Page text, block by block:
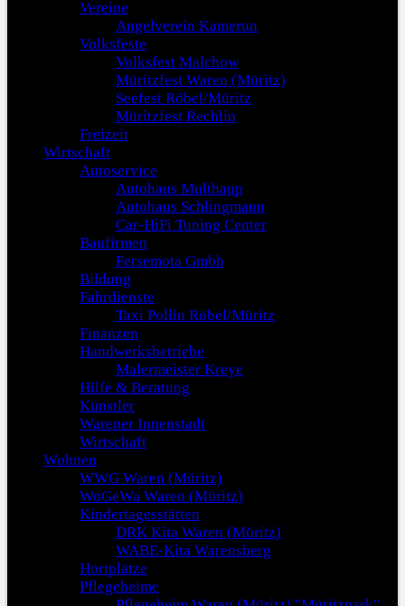
Vereine
Angelverein Kamerun
Volksfeste
Volksfest Malchow
Müritzfest Waren (Müritz)
Seefest Röbel/Müritz
Müritzfest Rechlin
Freizeit
Wirtschaft
Autoservice
Autohaus Multhaup
Autohaus Schlingmann
Car-HiFi Tuning Center
Baufirmen
Fersemota Gmbh
Bildung
Fahrdienste
Taxi Pollin Röbel/Müritz
Finanzen
Handwerksbetriebe
Malermeister Kreye
Hilfe & Beratung
Künstler
Warener Innenstadt
Wirtschaft
Wohnen
WWG Waren (Müritz)
WoGeWa Waren (Müritz)
Kindertagesstätten
DRK Kita Waren (Müritz)
WABE-Kita Warensberg
Hortplätze
Pflegeheime